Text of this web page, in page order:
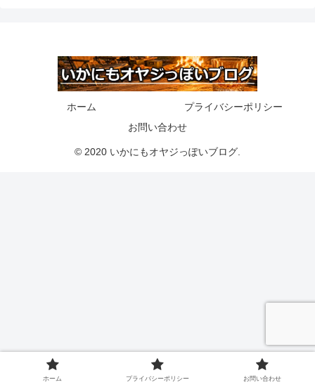
ホーム
プライバシーポリシー
お問い合わせ
© 2020 いかにもオヤジっぽいブログ.
ホーム プライバシーポリシー お問い合わせ